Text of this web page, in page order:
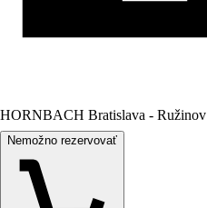
HORNBACH Bratislava - Ružinov
Nemožno rezervovať